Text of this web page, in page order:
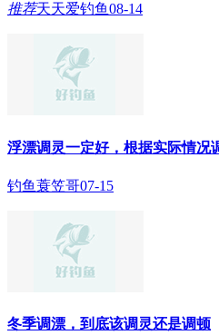
推荐天天爱钓鱼08-14
浮漂调灵一定好，根据实际情况
钓鱼蓑笠哥07-15
冬季调漂，到底该调灵还是调顿